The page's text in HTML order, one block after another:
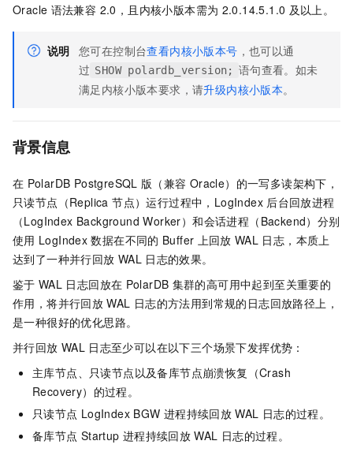
Oracle 语法兼容 2.0 ，且内核小版本需为 2.0.14.5.1.0 及以上。
说明 您可在控制台查看内核小版本号 ，也可以通
过 SHOW polardb_version;
语句查看。如未
满足内核小版本要求，请升级内核小版本。
背景信息
在 PolarDB PostgreSQL 版（兼容 Oracle） 的一写多读架构下，
只读节点（Replica 节点）运行过程中，LogIndex 后台回放进程
（LogIndex Background Worker）和会话进程（Backend）分别
使用 LogIndex 数据在不同的 Buffer 上回放 WAL 日志，本质上
达到了一种并行回放 WAL 日志的效果。
鉴于 WAL 日志回放在 PolarDB 集群的高可用中起到至关重要的
作用，将并行回放 WAL 日志的方法用到常规的日志回放路径上，
是一种很好的优化思路。
并行回放 WAL 日志至少可以在以下三个场景下发挥优势：
主库节点、只读节点以及备库节点崩溃恢复（Crash
Recovery）的过程。
只读节点 LogIndex BGW 进程持续回放 WAL 日志的过程。
备库节点 Startup 进程持续回放 WAL 日志的过程。